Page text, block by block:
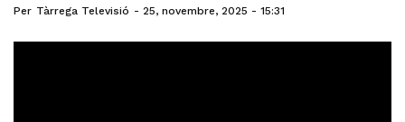
Per Tàrrega Televisió 25, novembre, 2025 - 15:31